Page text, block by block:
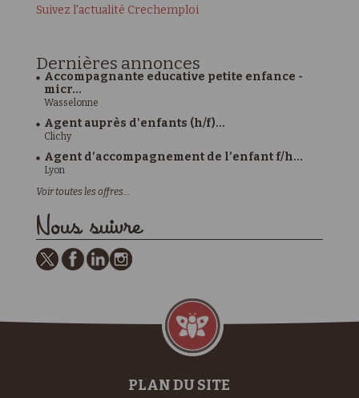
Suivez l'actualité Crechemploi
Dernières annonces
Accompagnante educative petite enfance -
micr...
Wasselonne
Agent auprès d'enfants (h/f)...
Clichy
Agent d’accompagnement de l’enfant f/h...
Lyon
Voir toutes les offres...
Nous suivre
PLAN DU SITE